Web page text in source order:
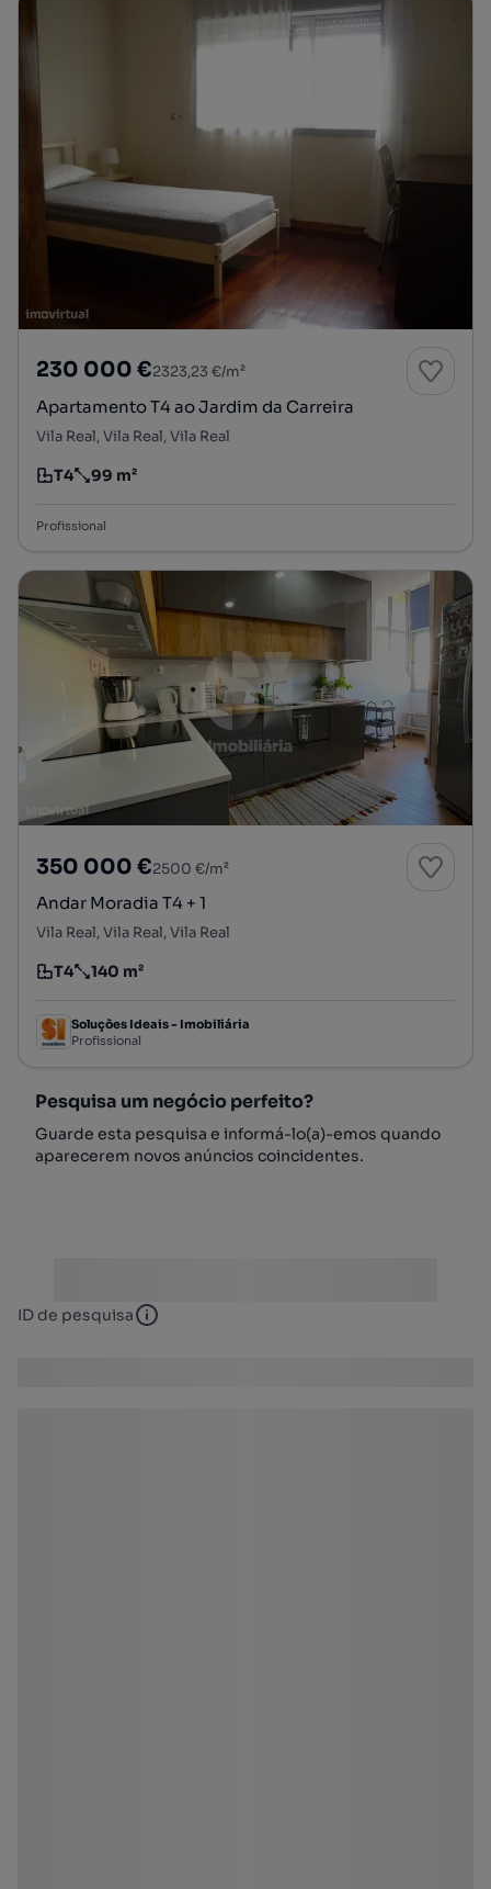
230 000 €2323,23 €/m²
Apartamento T4 ao Jardim da Carreira
Vila Real, Vila Real, Vila Real
Tipologia
T4
Preço por metro quadrado
99 m²
Profissional
350 000 €2500 €/m²
Andar Moradia T4 + 1
Vila Real, Vila Real, Vila Real
Tipologia
T4
Preço por metro quadrado
140 m²
Soluções Ideais - Imobiliária
Profissional
Pesquisa um negócio perfeito?
Guarde esta pesquisa e informá-lo(a)-emos quando
aparecerem novos anúncios coincidentes.
ID de pesquisa ID de pesquisa